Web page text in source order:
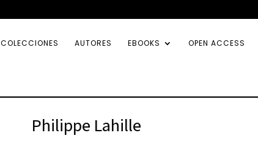
COLECCIONES AUTORES EBOOKS OPEN ACCESS
Philippe Lahille